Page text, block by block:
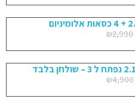
₪2,990
₪4,900